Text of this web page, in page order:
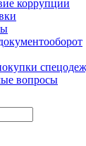
коррупции
вопросы